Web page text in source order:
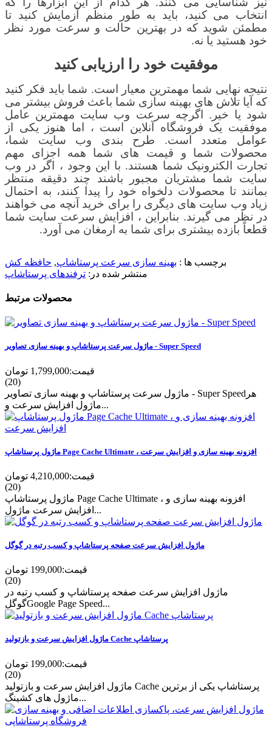
انتخاب می کنید، باید به طور منظم آزمایش کنید تا
مطمئن شوید که در بهترین حالت و سرعت مورد نظر
خود هستید یا نه.
موفقیت خود را ارزیابی کنید
نتیجه نهایی شما مهمترین معیار است. شما باید فکر کنید
که آیا تلاش های بهینه سازی شما باعث فروش بیشتر می
شود یا خیر. اگرچه سرعت وب سایت مهمترین عامل
موفقیت یک فروشگاه آنلاین است ، اما هنوز یکی از
عوامل متعدد است. طرح بندی وب سایت شما،
محصولات شما و قیمت های شما همه اجزای مهم
تجارت الکترونیک شما هستند. با این وجود ، اگر در وب
سایت شما مشتریان مجبور باشند چند دقیقه منتظر
بمانند تا محصولات دلخواه خود را پیدا کنند، به احتمال
زیاد وب سایت های دیگری را برای خرید آنچه می خواهند
در نظر می گیرند. بنابراین ، افزایش سرعت سایت شما
قطعاً بازده بیشتری برای شما به ارمغان می آورد.
برچسب ها : بهینه سازی سرعت پرستاشاپ, حافظه کش
منتشر شده در: ترفندهای پرستاشاپ
محصولات مرتبط
ماژول سرعت پرستاشاپ و بهینه سازی تصاویر - Super Speed
قیمت:1,799,000 تومان
(20)
ماژول سرعت پرستاشاپ و بهینه سازی تصاویر - Super Speedهر
ماژول افزایش سرعت و...
ماژول پرستاشاپ Page Cache Ultimate ، افزونه بهینه سازی و افزایش سرعت
قیمت:4,210,000 تومان
(20)
ماژول پرستاشاپ Page Cache Ultimate ، افزونه بهینه سازی و
افزایش سرعت ماژول...
ماژول افزایش سرعت صفحه پرستاشاپ و کسب رتبه در گوگل
قیمت:199,000 تومان
(20)
ماژول افزایش سرعت صفحه پرستاشاپ و کسب رتبه در
گوگلGoogle Page Speed...
ماژول افزایش سرعت و بازتولید Cache پرستاشاپ
قیمت:199,000 تومان
(20)
ماژول افزایش سرعت و بازتولید Cache پرستاشاپ یکی از برترین
ماژول های کشینگ...